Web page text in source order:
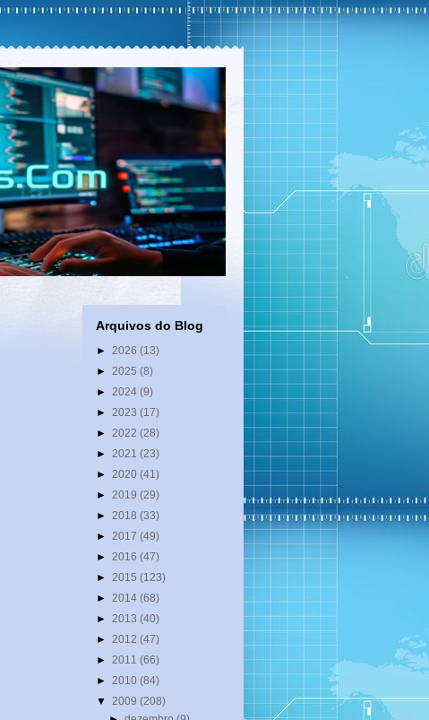
Arquivos do Blog
► 2026 (13)
► 2025 (8)
► 2024 (9)
► 2023 (17)
► 2022 (28)
► 2021 (23)
► 2020 (41)
► 2019 (29)
► 2018 (33)
► 2017 (49)
► 2016 (47)
► 2015 (123)
► 2014 (68)
► 2013 (40)
► 2012 (47)
► 2011 (66)
► 2010 (84)
▼ 2009 (208)